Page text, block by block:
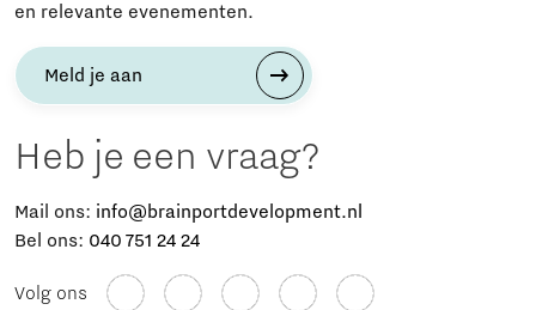
en relevante evenementen.
Meld je aan
Heb je een vraag?
Mail ons: info@brainportdevelopment.nl
Bel ons: 040 751 24 24
Volg ons